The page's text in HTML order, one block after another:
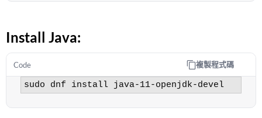
Install Java:
Code 複製程式碼
sudo dnf install java-11-openjdk-devel